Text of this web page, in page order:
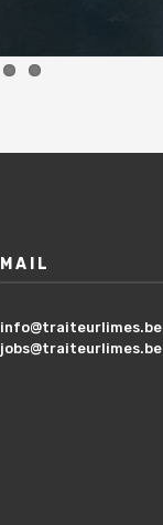
MAIL
info@traiteurlimes.be
jobs@traiteurlimes.be